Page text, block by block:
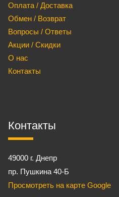
Оплата / Доставка
Обмен / Возврат
Вопросы / Ответы
Акции / Скидки
О нас
Контакты
Контакты
49000 г. Днепр
пр. Пушкина 40-Б
Просмотреть на карте Google